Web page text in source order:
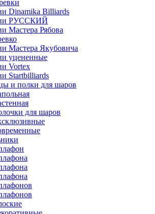
Dinamika Billiards
РУССКИЙ
Мастера Рябова
Мастера Якубовича
уцененные
Vortex
Startbilliards
и полки для шаров
для шаров